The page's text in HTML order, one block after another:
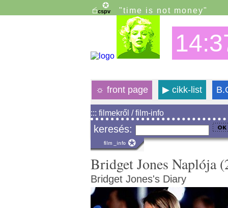
"time is not money"
☼ front page ▶cikk-list
::: filmekről / film-info
keresés:
Bridget Jones Naplója
Bridget Jones's Diary